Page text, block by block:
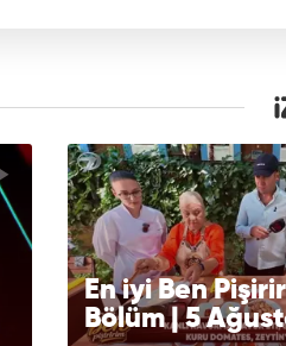
En iyi Ben
Bölüm | 5